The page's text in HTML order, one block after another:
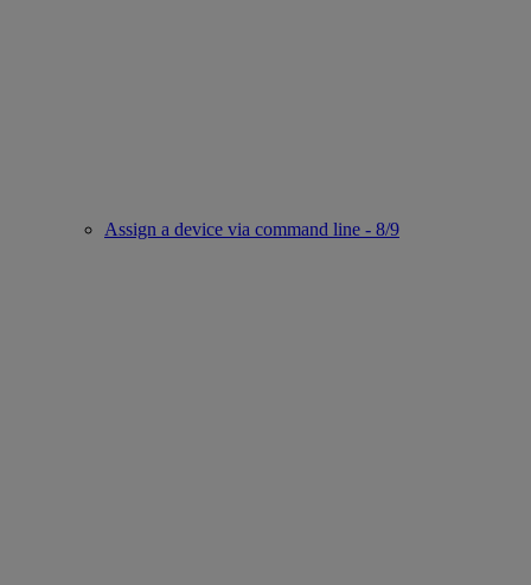
Assign a device via command line - 8/9